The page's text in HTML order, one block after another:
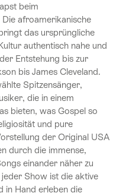
beim
afroamerikanische
das ursprüngliche
authentisch nahe und
Entstehung bis zur
bis James Cleveland.
Spitzensänger,
die in einem
bieten, was Gospel so
und pure
der Original USA
durch die immense,
einander näher zu
Show ist die aktive
in Hand erleben die